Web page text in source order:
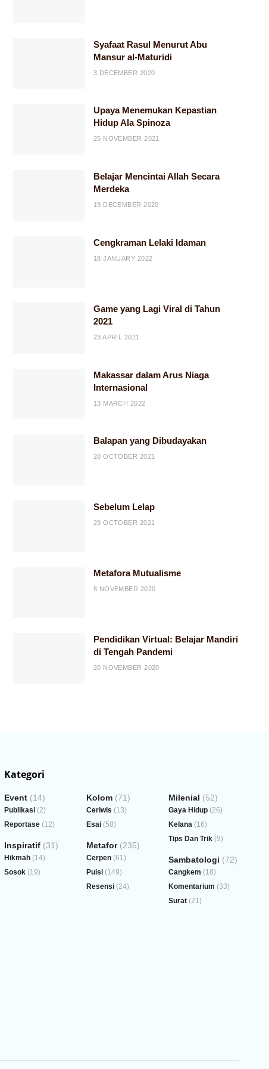
Syafaat Rasul Menurut Abu
Mansur al-Maturidi
3 DECEMBER 2020
Upaya Menemukan Kepastian
Hidup Ala Spinoza
25 NOVEMBER 2021
Belajar Mencintai Allah Secara
Merdeka
19 DECEMBER 2020
Cengkraman Lelaki Idaman
18 JANUARY 2022
Game yang Lagi Viral di Tahun
2021
23 APRIL 2021
Makassar dalam Arus Niaga
Internasional
13 MARCH 2022
Balapan yang Dibudayakan
20 OCTOBER 2021
Sebelum Lelap
29 OCTOBER 2021
Metafora Mutualisme
8 NOVEMBER 2020
Pendidikan Virtual: Belajar Mandiri
di Tengah Pandemi
20 NOVEMBER 2020
Kategori
Event(14)
Publikasi(2)
Reportase(12)
Inspiratif(31)
Hikmah(14)
Sosok(19)
Kolom(71)
Ceriwis (13)
Esai(58)
Metafor(235)
Cerpen(61)
Puisi(149)
Resensi(24)
Milenial (52)
Gaya Hidup(26)
Kelana (16)
Tips Dan Trik(9)
Sambatologi (72)
Cangkem (18)
Komentarium (33)
Surat(21)